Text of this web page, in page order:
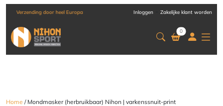
Verzending door heel Europa Inloggen Zakelijke klant worden
0
Home / Mondmasker (herbruikbaar) Nihon | varkenssnuit-print